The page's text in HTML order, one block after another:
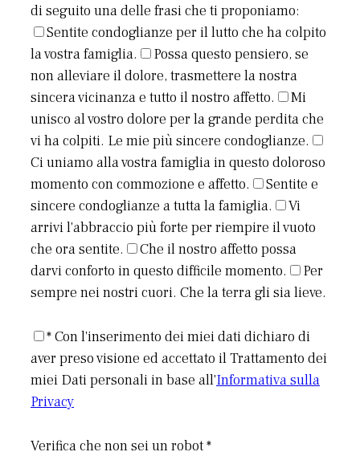
di seguito una delle frasi che ti proponiamo:
Sentite condoglianze per il lutto che ha colpito
la vostra famiglia.
Possa questo pensiero, se
non alleviare il dolore, trasmettere la nostra
sincera vicinanza e tutto il nostro affetto.
Mi
unisco al vostro dolore per la grande perdita che
vi ha colpiti. Le mie più sincere condoglianze.
Ci uniamo alla vostra famiglia in questo doloroso
momento con commozione e affetto.
Sentite e
sincere condoglianze a tutta la famiglia.
Vi
arrivi l'abbraccio più forte per riempire il vuoto
che ora sentite.
Che il nostro affetto possa
darvi conforto in questo difficile momento.
Per
sempre nei nostri cuori. Che la terra gli sia lieve.
* Con l'inserimento dei miei dati dichiaro di
aver preso visione ed accettato il Trattamento dei
miei Dati personali in base all'Informativa sulla
Privacy
Verifica che non sei un robot *